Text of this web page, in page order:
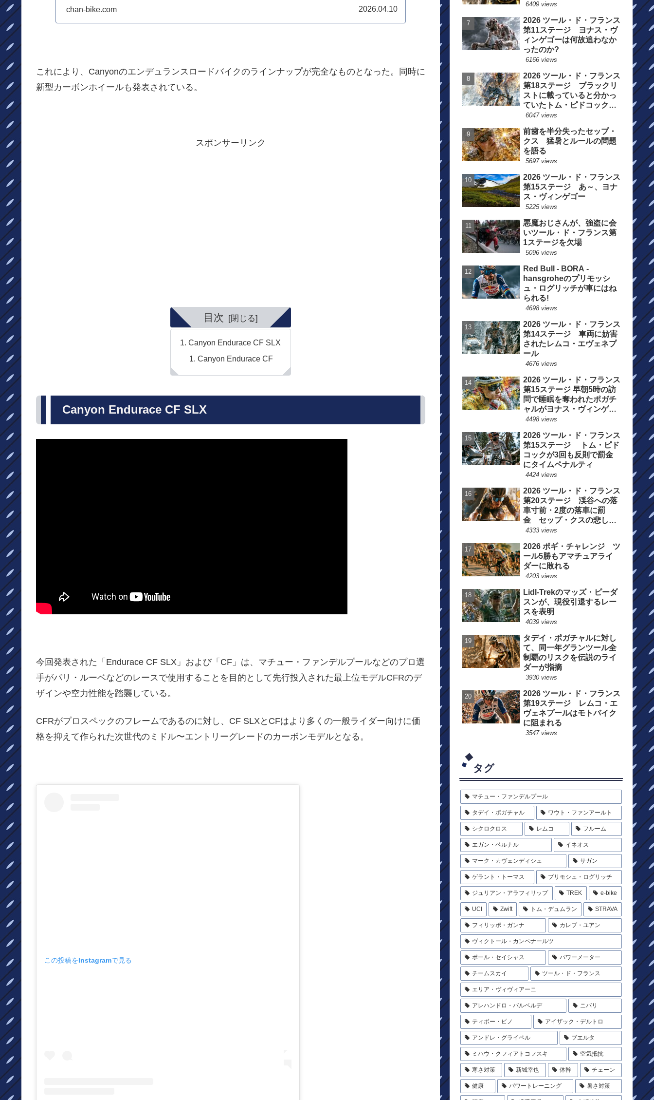
chan-bike.com 2026.04.10
これにより、Canyonのエンデュランスロードバイクのラインナップが完全なものとなった。同時に
新型カーボンホイールも発表されている。
スポンサーリンク
目次
Canyon Endurace CF SLX
Canyon Endurace CF
Canyon Endurace CF SLX
今回発表された「Endurace CF SLX」および「CF」は、マチュー・ファンデルプールなどのプロ選
手がパリ・ルーベなどのレースで使用することを目的として先行投入された最上位モデルCFRのデ
ザインや空力性能を踏襲している。
CFRがプロスペックのフレームであるのに対し、CF SLXとCFはより多くの一般ライダー向けに価
格を抑えて作られた次世代のミドル〜エントリーグレードのカーボンモデルとなる。
この投稿をInstagramで見る
6409 views
2026 ツール・ド・フランス
第11ステージ ヨナス・ヴ
ィンゲゴーは何故追わなか
ったのか?
6166 views
2026 ツール・ド・フランス
第18ステージ ブラックリ
ストに載っていると分かっ
ていたトム・ピドコックは
総合順位死守に
6047 views
前歯を半分失ったセップ・
クス 猛暑とルールの問題
を語る
5697 views
2026 ツール・ド・フランス
第15ステージ あ～、ヨナ
ス・ヴィンゲゴー
5225 views
悪魔おじさんが、強盗に会
いツール・ド・フランス第
1ステージを欠場
5096 views
Red Bull - BORA -
hansgroheのプリモッシ
ュ・ログリッチが車にはね
られる!
4698 views
2026 ツール・ド・フランス
第14ステージ 車両に妨害
されたレムコ・エヴェネプ
ール
4676 views
2026 ツール・ド・フランス
第15ステージ 早朝5時の訪
問で睡眠を奪われたポガチ
ャルがヨナス・ヴィンゲゴ
ーの離脱を惜しむ
4498 views
2026 ツール・ド・フランス
第15ステージ トム・ピド
コックが3回も反則で罰金
にタイムペナルティ
4424 views
2026 ツール・ド・フランス
第20ステージ 渓谷への落
車寸前・2度の落車に罰
金 セップ・クスの悲しい
一日
4333 views
2026 ポギ・チャレンジ ツ
ール5勝もアマチュアライ
ダーに敗れる
4203 views
Lidl-Trekのマッズ・ピーダ
スンが、現役引退するレー
スを表明
4039 views
タデイ・ポガチャルに対し
て、同一年グランツール全
制覇のリスクを伝説のライ
ダーが指摘
3930 views
2026 ツール・ド・フランス
第19ステージ レムコ・エ
ヴェネプールはモトバイク
に阻まれる
3547 views
タグ
マチュー・ファンデルプール
タデイ・ポガチャル ワウト・ファンアールト
シクロクロス レムコ フルーム
エガン・ベルナル イネオス
マーク・カヴェンディシュ サガン
ゲラント・トーマス プリモシュ・ログリッチ
ジュリアン・アラフィリップ TREK e-bike
UCI Zwift トム・デュムラン STRAVA
フィリッポ・ガンナ カレブ・ユアン
ヴィクトール・カンペナールツ
ポール・セイシャス パワーメーター
チームスカイ ツール・ド・フランス
エリア・ヴィヴィアーニ
アレハンドロ・バルベルデ ニバリ
ティボー・ピノ アイザック・デルトロ
アンドレ・グライペル ブエルタ
ミハウ・クフィアトコフスキ 空気抵抗
寒さ対策 新城幸也 体幹 チェーン
健康 パワートレーニング 暑さ対策